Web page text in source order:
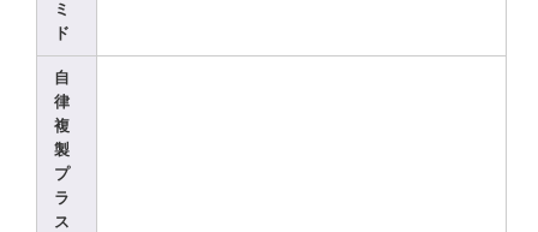
ミ
ド
自
律
複
製
プ
ラ
ス